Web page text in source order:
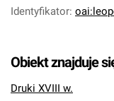
Identyfikator:
Obiekt znajduje
Druki XVIII w.